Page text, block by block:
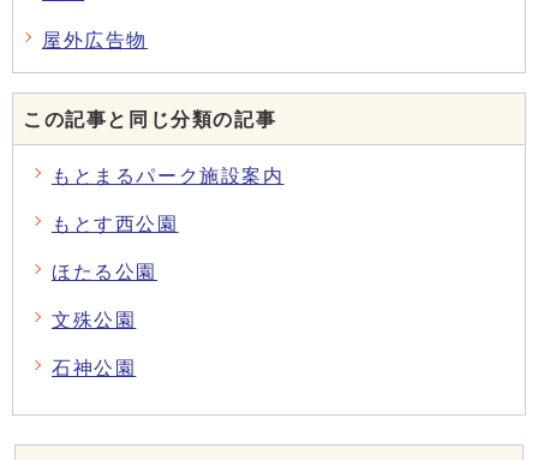
屋外広告物
この記事と同じ分類の記事
もとまるパーク施設案内
もとす西公園
ほたる公園
文殊公園
石神公園